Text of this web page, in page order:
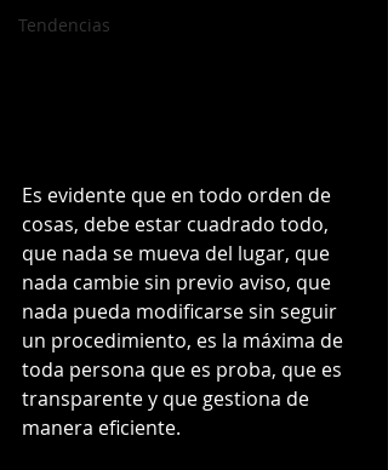
Tendencias
Es evidente que en todo orden de
cosas, debe estar cuadrado todo,
que nada se mueva del lugar, que
nada cambie sin previo aviso, que
nada pueda modificarse sin seguir
un procedimiento, es la máxima de
toda persona que es proba, que es
transparente y que gestiona de
manera eficiente.